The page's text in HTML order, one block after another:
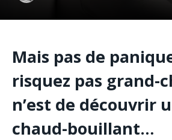
Mais pas de
risquez pas grand-
n’est de découvrir
chaud-bouillant…